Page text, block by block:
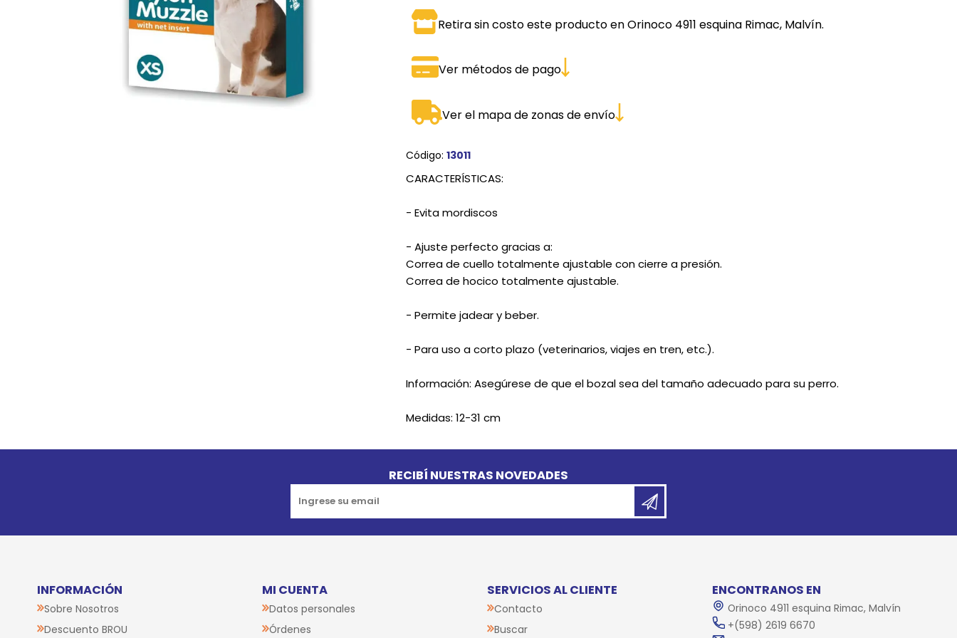
JUGUETES
COMEDEROS Y BEBEDEROS
ROPA
THREE CATS
Retira sin costo este producto en Orinoco 4911 esquina Rimac, Malvín.
Ver métodos de pago
Ver el mapa de zonas de envío
Código: 13011
CARACTERÍSTICAS:
- Evita mordiscos
- Ajuste perfecto gracias a:
Correa de cuello totalmente ajustable con cierre a presión.
Correa de hocico totalmente ajustable.
- Permite jadear y beber.
- Para uso a corto plazo (veterinarios, viajes en tren, etc.).
Información: Asegúrese de que el bozal sea del tamaño adecuado para su perro.
Medidas: 12-31 cm
RECIBÍ NUESTRAS NOVEDADES
INFORMACIÓN
Sobre Nosotros
Descuento BROU
MI CUENTA
Datos personales
Órdenes
SERVICIOS AL CLIENTE
Contacto
Buscar
ENCONTRANOS EN
Orinoco 4911 esquina Rimac, Malvín
+(598) 2619 6670